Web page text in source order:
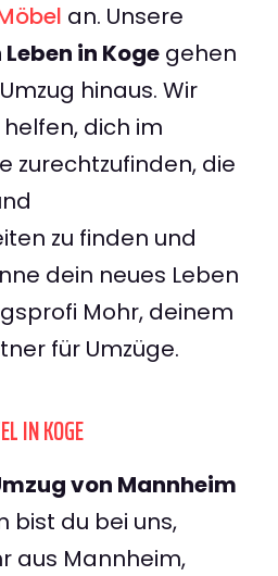
an. Unsere
in Koge gehen
hinaus. Wir
dich im
zurechtzufinden, die
zu finden und
dein neues Leben
Mohr, deinem
für Umzüge.
IN KOGE
von Mannheim
bist du bei uns,
aus Mannheim,